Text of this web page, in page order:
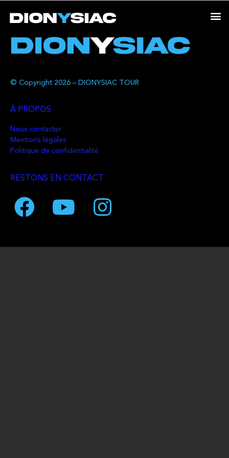
© Copyright 2026 – DIONYSIAC TOUR
À PROPOS
Nous contacter
Mentions légales
Politique de confidentialité
RESTONS EN CONTACT